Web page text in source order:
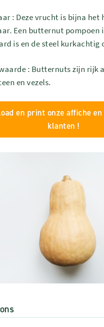
: Deze vrucht is bijna het
Een butternut pompoen
is en de steel kurkachtig
: Butternuts zijn rijk
en vezels.
en print onze affiche
klanten !